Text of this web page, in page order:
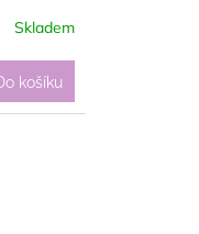
Skladem
košíku